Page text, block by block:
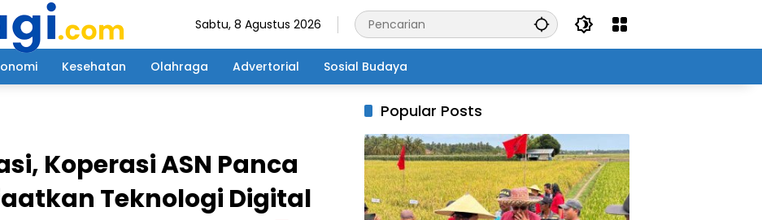
Sabtu, 8 Agustus 2026
Kesehatan Olahraga Advertorial Sosial Budaya
Koperasi ASN Panca
Teknologi Digital
Popular Posts